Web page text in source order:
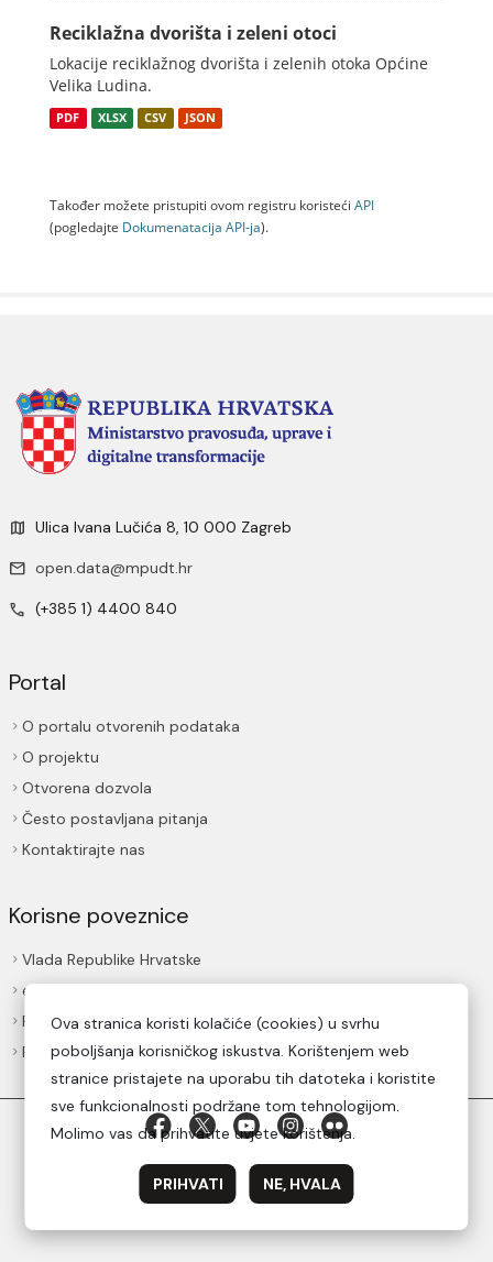
Reciklažna dvorišta i zeleni otoci
Lokacije reciklažnog dvorišta i zelenih otoka Općine
Velika Ludina.
PDF XLSX CSV JSON
Također možete pristupiti ovom registru koristeći API
(pogledajte Dokumenаtаcijа API-jа).